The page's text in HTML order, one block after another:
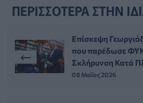
ΠΕΡΙΣΣΟΤΕΡΑ ΣΤΗΝ
Επίσκεψη
που παρέδωσε
Σκλήρυνση Κατά
08 Μαϊος 2026